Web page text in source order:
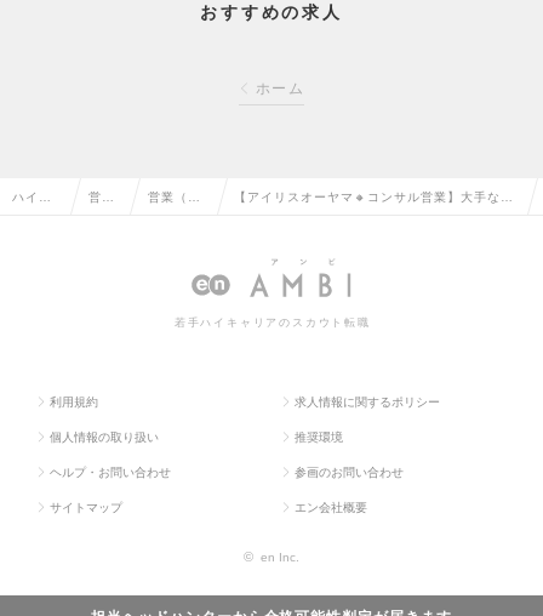
おすすめの求人
ホーム
ハイク 営業 営業（法 【アイリスオーヤマ🔸コンサル営業】大手なら
～800万円の求人情報
若手ハイキャリアのスカウト転職
利用規約 求人情報に関するポリシー
個人情報の取り扱い 推奨環境
ヘルプ・お問い合わせ 参画のお問い合わせ
サイトマップ エン会社概要
© en Inc.